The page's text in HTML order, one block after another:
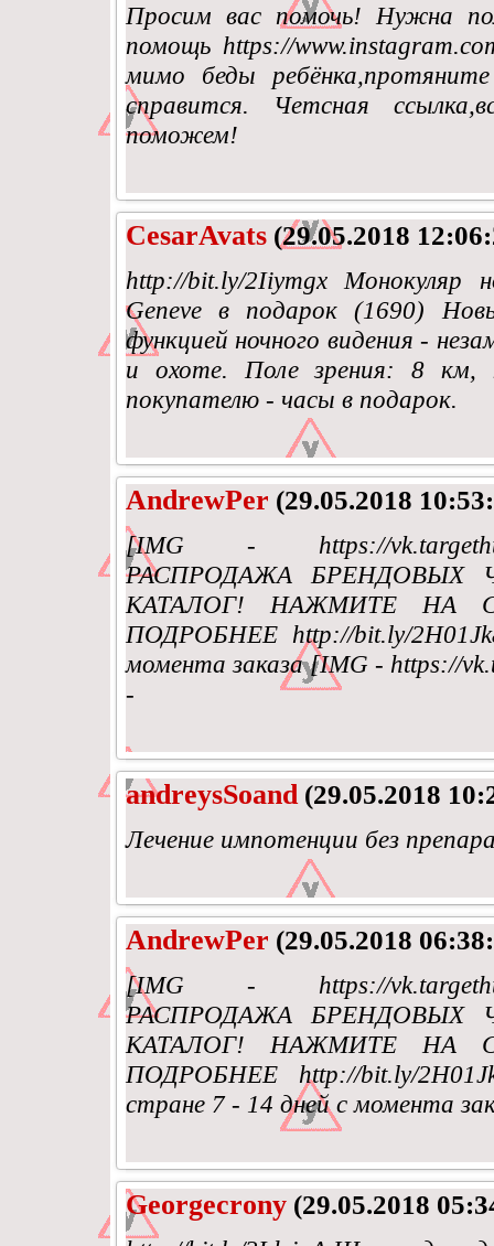
Просим вас помочь! Нужна
помощь https://
мимо беды
справится. Четсная
поможем!
CesarAvats (29.05.2018
http://bit.ly/2Iiymgx Монокуляр
Geneve в подарок (1690)
функцией ночного видения -
и охоте. Поле зрения: 8 км,
покупателю - часы в подарок.
AndrewPer (29.05.2018
[IMG - https://
РАСПРОДАЖА БРЕНДОВЫХ
КАТАЛОГ! НАЖМИТЕ НА
ПОДРОБНЕЕ http://bit.ly/
момента заказа [IMG - https://
-
andreysSoand (29.05.2018
Лечение импотенции без
AndrewPer (29.05.2018
[IMG - https://
РАСПРОДАЖА БРЕНДОВЫХ
КАТАЛОГ! НАЖМИТЕ НА
ПОДРОБНЕЕ http://bit.ly/
стране 7 - 14 дней с момента
Georgecrony (29.05.2018